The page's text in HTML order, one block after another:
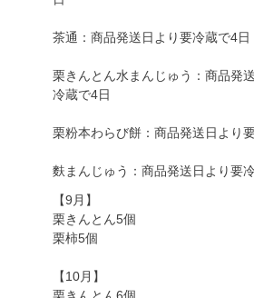
茶通：商品発送日より要冷蔵で4日
栗きんとん水まんじゅう：商品発
冷蔵で4日
栗粉本わらび餅：商品発送日より
麩まんじゅう：商品発送日より要
【9月】
栗きんとん5個
栗柿5個
【10月】